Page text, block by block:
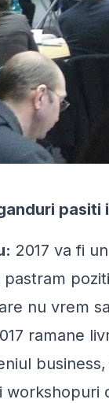
pasiti
2017 va fi
pastram
nu vrem
ramane
workshopuri